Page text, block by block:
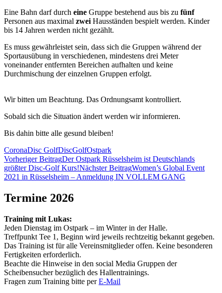
Eine Bahn darf durch eine Gruppe bestehend aus bis zu fünf
Personen aus maximal zwei Hausständen bespielt werden. Kinder
bis 14 Jahren werden nicht gezählt.
Es muss gewährleistet sein, dass sich die Gruppen während der
Sportausübung in verschiedenen, mindestens drei Meter
voneinander entfernten Bereichen aufhalten und keine
Durchmischung der einzelnen Gruppen erfolgt.
Wir bitten um Beachtung. Das Ordnungsamt kontrolliert.
Sobald sich die Situation ändert werden wir informieren.
Bis dahin bitte alle gesund bleiben!
CoronaDisc GolfDiscGolfOstpark
Beitragsnavigation
Vorheriger BeitragDer Ostpark Rüsselsheim ist Deutschlands
größter Disc-Golf Kurs!Nächster BeitragWomen’s Global Event
2021 in Rüsselsheim – Anmeldung IN VOLLEM GANG
Termine 2026
Training mit Lukas:
Jeden Dienstag im Ostpark – im Winter in der Halle.
Treffpunkt Tee 1, Beginn wird jeweils rechtzeitig bekannt gegeben.
Das Training ist für alle Vereinsmitglieder offen. Keine besonderen
Fertigkeiten erforderlich.
Beachte die Hinweise in den social Media Gruppen der
Scheibensucher bezüglich des Hallentrainings.
Fragen zum Training bitte perE-Mail